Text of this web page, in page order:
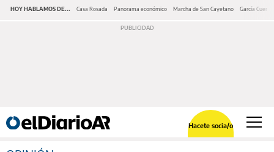
HOY HABLAMOS DE... Casa Rosada Panorama económico Marcha de San Cayetano García Cuerva
Hacete socia/o